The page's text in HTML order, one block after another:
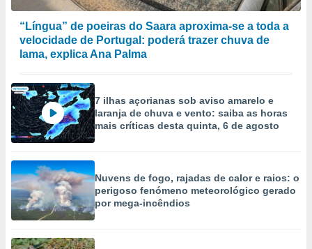
“Língua” de poeiras do Saara aproxima-se a toda a
velocidade de Portugal: poderá trazer chuva de
lama, explica Ana Palma
7 ilhas açorianas sob aviso amarelo e
laranja de chuva e vento: saiba as horas
mais críticas desta quinta, 6 de agosto
Nuvens de fogo, rajadas de calor e raios: o
perigoso fenómeno meteorológico gerado
por mega-incêndios